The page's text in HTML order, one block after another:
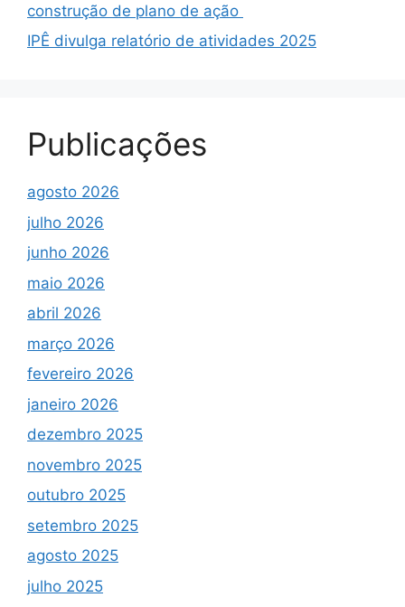
construção de plano de ação
IPÊ divulga relatório de atividades 2025
Publicações
agosto 2026
julho 2026
junho 2026
maio 2026
abril 2026
março 2026
fevereiro 2026
janeiro 2026
dezembro 2025
novembro 2025
outubro 2025
setembro 2025
agosto 2025
julho 2025